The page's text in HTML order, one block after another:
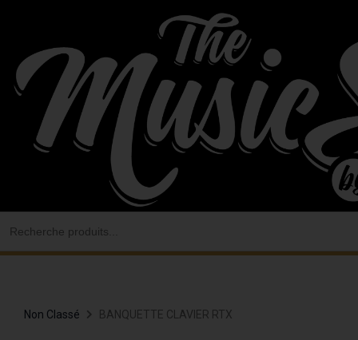
contenu
Non Classé BANQUETTE CLAVIER RTX